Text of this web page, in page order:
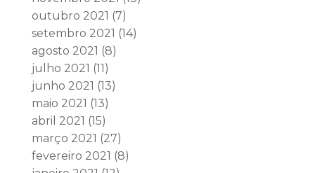
outubro 2021 (7)
setembro 2021 (14)
agosto 2021 (8)
julho 2021 (11)
junho 2021 (13)
maio 2021 (13)
abril 2021 (15)
março 2021 (27)
fevereiro 2021 (8)